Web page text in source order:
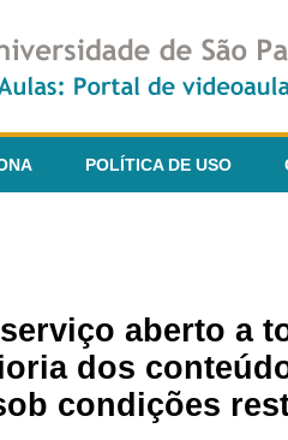
POLÍTICA DE USO
aberto a
dos
condições